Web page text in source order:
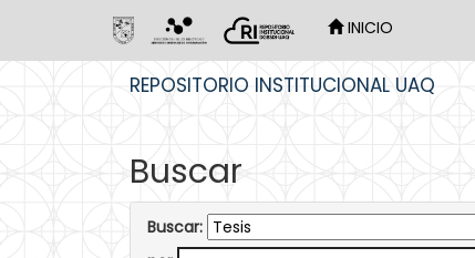
INICIO
REPOSITORIO INSTITUCIONAL UAQ
Buscar
Buscar: